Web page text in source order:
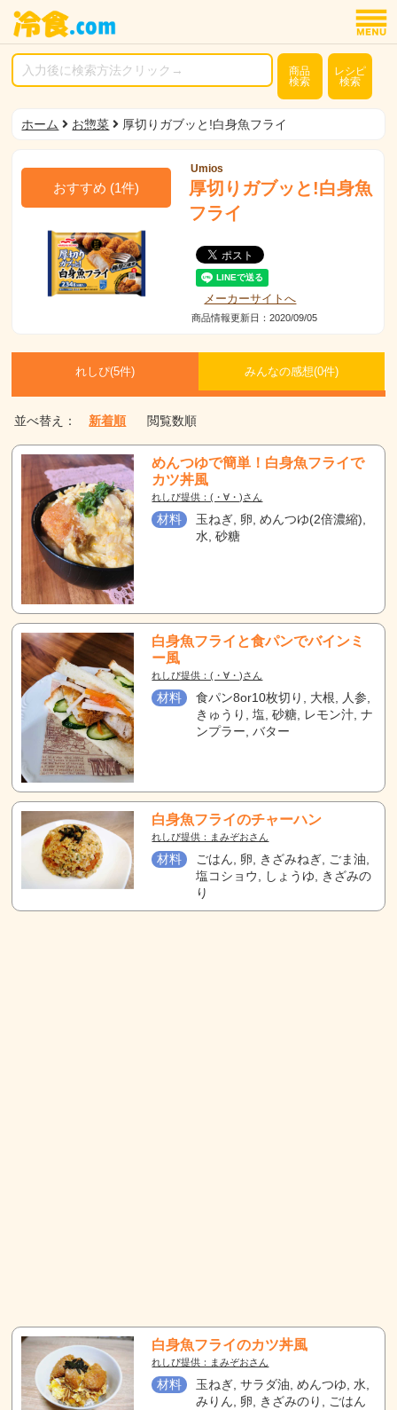
商品
検索
レシピ
検索
ホーム お惣菜 厚切りガブッと!白身魚フライ
おすすめ (1件)
Umios
厚切りガブッと!白身魚
フライ
メーカーサイトへ
商品情報更新日：2020/09/05
れしぴ(5件) みんなの感想(0件)
並べ替え： 新着順 閲覧数順
めんつゆで簡単！白身魚フライで
カツ丼風
れしぴ提供：(・∀・)さん
材料
玉ねぎ, 卵, めんつゆ(2倍濃縮),
水, 砂糖
白身魚フライと食パンでバインミ
ー風
れしぴ提供：(・∀・)さん
材料
食パン8or10枚切り, 大根, 人参,
きゅうり, 塩, 砂糖, レモン汁, ナ
ンプラー, バター
白身魚フライのチャーハン
れしぴ提供：まみぞおさん
材料
ごはん, 卵, きざみねぎ, ごま油,
塩コショウ, しょうゆ, きざみの
り
白身魚フライのカツ丼風
れしぴ提供：まみぞおさん
材料
玉ねぎ, サラダ油, めんつゆ, 水,
みりん, 卵, きざみのり, ごはん